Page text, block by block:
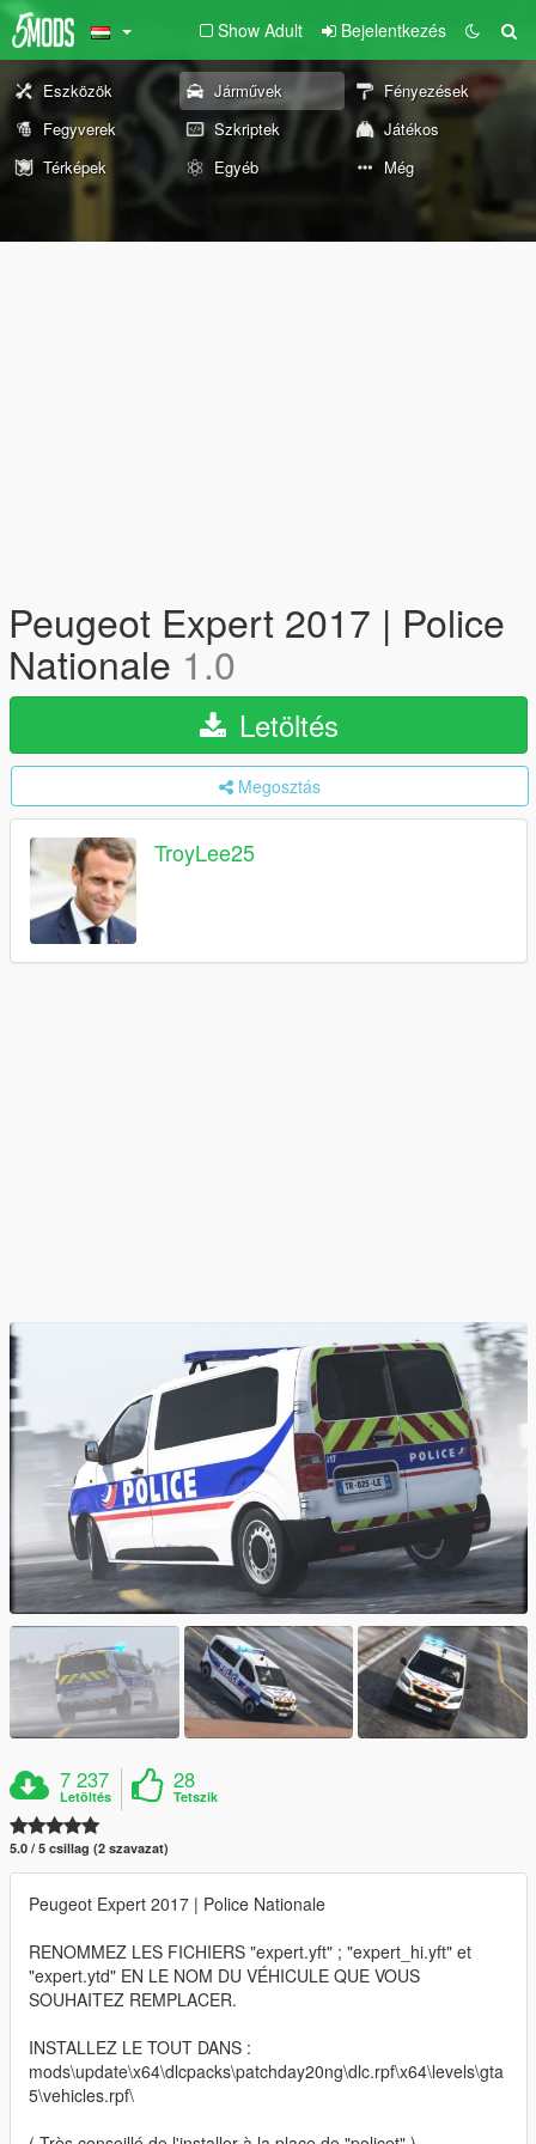
Show Adult Bejelentkezés
Eszközök Járművek
Fényezések
Fegyverek
Szkriptek
Játékos
Térképek
Egyéb Még
Peugeot Expert 2017 | Police
Nationale 1.0
Letöltés
Megosztás
TroyLee25
7 237
Letöltés
28
Tetszik
5.0 / 5 csillag (2 szavazat)
Peugeot Expert 2017 | Police Nationale
RENOMMEZ LES FICHIERS "expert.yft" ; "expert_hi.yft" et
"expert.ytd" EN LE NOM DU VÉHICULE QUE VOUS
SOUHAITEZ REMPLACER.
INSTALLEZ LE TOUT DANS :
mods\update\x64\dlcpacks\patchday20ng\dlc.rpf\x64\levels\gta
5\vehicles.rpf\